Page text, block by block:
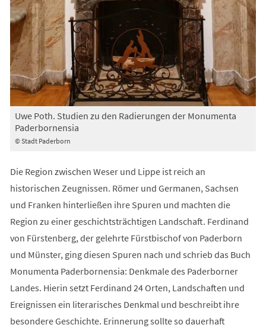
© Stadt Paderborn
Uwe Poth. Studien zu den Radierungen der Monumenta
Paderbornensia
Die Region zwischen Weser und Lippe ist reich an
historischen Zeugnissen. Römer und Germanen, Sachsen
und Franken hinterließen ihre Spuren und machten die
Region zu einer geschichtsträchtigen Landschaft. Ferdinand
von Fürstenberg, der gelehrte Fürstbischof von Paderborn
und Münster, ging diesen Spuren nach und schrieb das Buch
Monumenta Paderbornensia: Denkmale des Paderborner
Landes. Hierin setzt Ferdinand 24 Orten, Landschaften und
Ereignissen ein literarisches Denkmal und beschreibt ihre
besondere Geschichte. Erinnerung sollte so dauerhaft